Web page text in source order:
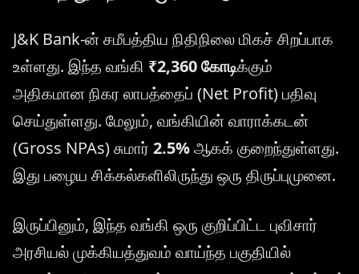
J&K Bank-ன் சமீபத்திய நிதிநிலை மிகச் சிறப்பாக
உள்ளது. இந்த வங்கி ₹2,360 கோடிக்கும்
அதிகமான நிகர லாபத்தைப் (Net Profit) பதிவு
செய்துள்ளது. மேலும், வங்கியின் வாராக்கடன்
(Gross NPAs) சுமார் 2.5%ஆகக் குறைந்துள்ளது.
இது பழைய சிக்கல்களிலிருந்து ஒரு திருப்புமுனை.
இருப்பினும், இந்த வங்கி ஒரு குறிப்பிட்ட புவிசார்
அரசியல் முக்கியத்துவம் வாய்ந்த பகுதியில்